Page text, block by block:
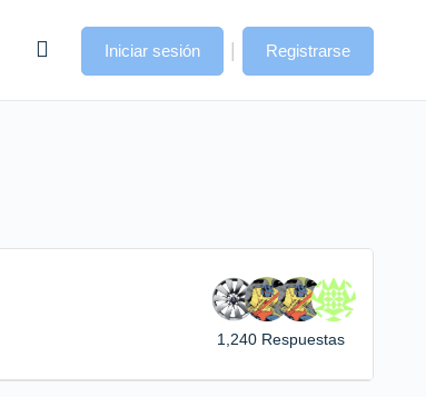
Iniciar sesión | Registrarse
1,240 Respuestas